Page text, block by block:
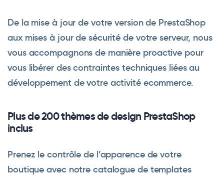
De la mise à jour de votre version de PrestaShop
aux mises à jour de sécurité de votre serveur, nous
vous accompagnons de manière proactive pour
vous libérer des contraintes techniques liées au
développement de votre activité ecommerce.
Plus de 200 thèmes de design PrestaShop
inclus
Prenez le contrôle de l’apparence de votre
boutique avec notre catalogue de templates